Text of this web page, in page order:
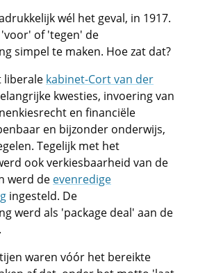
wél het geval, in 1917.
'voor' of 'tegen' de
simpel te maken. Hoe zat dat?
liberale kabinet-Cort van der
kwesties, invoering van
en financiële
en bijzonder onderwijs,
Tegelijk met het
ook verkiesbaarheid van de
werd de evenredige
ingesteld. De
werd als 'package deal' aan de
waren vóór het bereikte